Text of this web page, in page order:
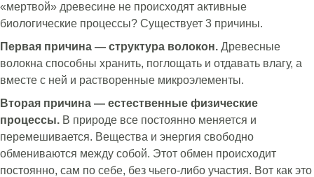
«мертвой» древесине не происходят активные
биологические процессы? Существует 3 причины.
Первая причина — структура волокон. Древесные
волокна способны хранить, поглощать и отдавать влагу, а
вместе с ней и растворенные микроэлементы.
Вторая причина — естественные физические
процессы. В природе все постоянно меняется и
перемешивается. Вещества и энергия свободно
обмениваются между собой. Этот обмен происходит
постоянно, сам по себе, без чьего-либо участия. Вот как это